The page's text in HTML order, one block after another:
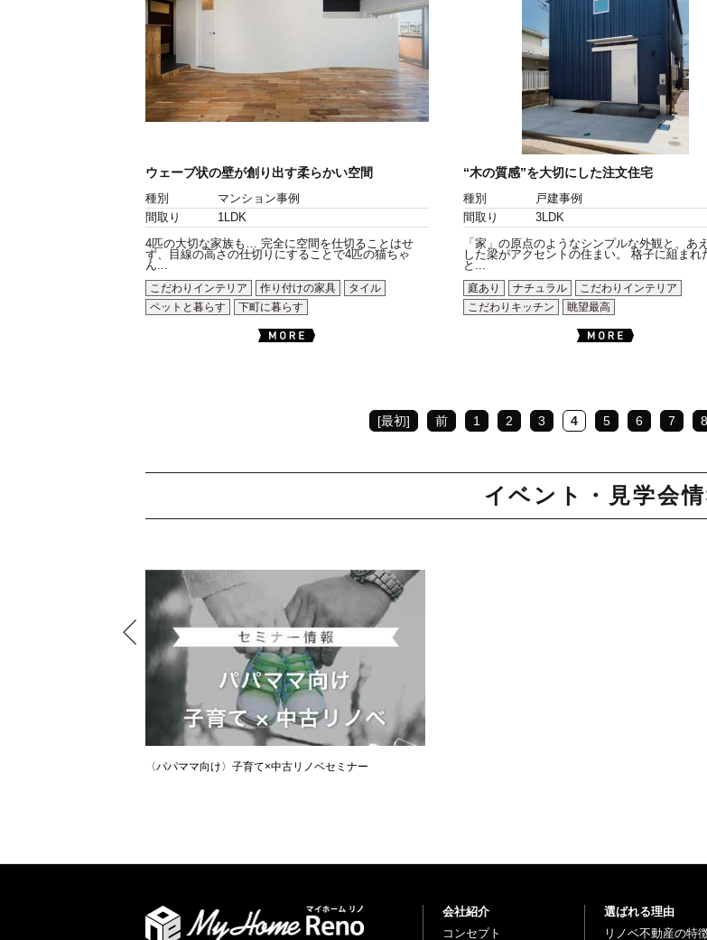
ウェーブ状の壁が創り出す柔らかい空間
種別
マンション事例
間取り
1LDK
4匹の大切な家族も… 完全に空間を仕切ることはせ
ず、目線の高さの仕切りにすることで4匹の猫ちゃ
ん...
こだわりインテリア
作り付けの家具
タイル
ペットと暮らす
下町に暮らす
“木の質感”を大切にした注文住宅
種別
戸建事例
間取り
3LDK
「家」の原点のようなシンプルな外観と、あ
した梁がアクセントの住まい。 格子に組まれ
と...
庭あり
ナチュラル
こだわりインテリア
こだわりキッチン
眺望最高
[最初] 前 1 2 3 4 5 6 7 8
イベント・見学会
〈パパママ向け〉子育て×中古リノベセミナー
会社紹介
コンセプト
選ばれる理由
リノベ不動産の特